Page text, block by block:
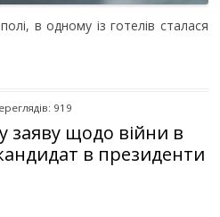
в одному із готелів сталася
919
заяву щодо війни в
в президенти